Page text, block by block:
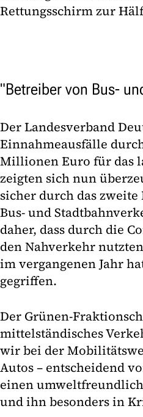
Rettungsschirm zur
"Betreiber von Bus-
Der Landesverband
Einnahmeausfälle
Millionen Euro für das
zeigten sich nun
sicher durch das
Bus- und
daher, dass durch die
den Nahverkehr
im vergangenen Jahr
gegriffen.
Der Grünen-
mittelständisches
wir bei der
Autos – entscheidend
einen
und ihn besonders in